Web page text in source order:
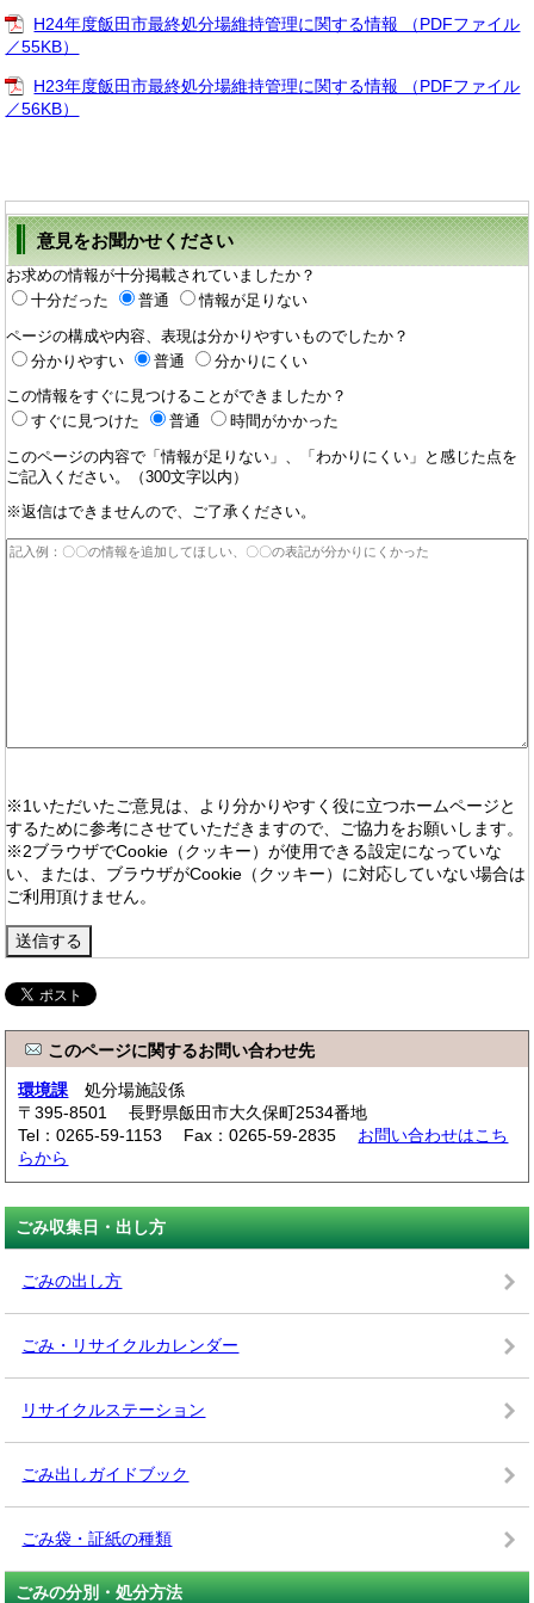
H24年度飯田市最終処分場維持管理に関する情報 （PDFファイル
／55KB）
H23年度飯田市最終処分場維持管理に関する情報 （PDFファイル
／56KB）
意見をお聞かせください
お求めの情報が十分掲載されていましたか？
十分だった
普通 情報が足りない
ページの構成や内容、表現は分かりやすいものでしたか？
分かりやすい
普通 分かりにくい
この情報をすぐに見つけることができましたか？
すぐに見つけた
普通 時間がかかった
このページの内容で「情報が足りない」、「わかりにくい」と感じた点を
ご記入ください。（300文字以内）
※返信はできませんので、ご了承ください。
※1いただいたご意見は、より分かりやすく役に立つホームページと
するために参考にさせていただきますので、ご協力をお願いします。
※2ブラウザでCookie（クッキー）が使用できる設定になっていな
い、または、ブラウザがCookie（クッキー）に対応していない場合は
ご利用頂けません。
このページに関するお問い合わせ先
環境課 処分場施設係
〒395-8501 長野県飯田市大久保町2534番地
Tel：0265-59-1153 Fax：0265-59-2835 お問い合わせはこち
らから
ごみ収集日・出し方
ごみの出し方
ごみ・リサイクルカレンダー
リサイクルステーション
ごみ出しガイドブック
ごみ袋・証紙の種類
ごみの分別・処分方法